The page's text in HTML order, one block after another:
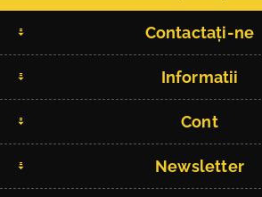
Contactați-ne
Informatii
Cont
Newsletter